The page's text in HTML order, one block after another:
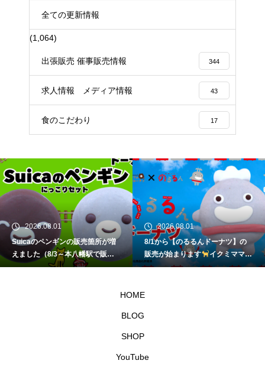
全ての更新情報
(1,064)
出張販売 催事販売情報 344
求人情報 メディア情報 43
食のこだわり 17
2026.08.01
Suicaのペンギンの販売箇所が増
えました（8/3～本八幡駅で販
売）
イクミママのどうぶつドー
2026.08.01
8/1から【のるるんドーナツ】の
販売が始まります
イクミママの
どうぶつドーナツ
HOME
BLOG
SHOP
YouTube